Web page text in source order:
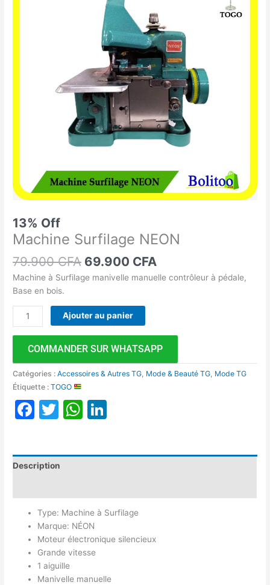
13% Off
Machine Surfilage NEON
79.900CFA
79.900 CFA.
69.900 CFA
69.900 CFA.
Machine à Surfilage manivelle manuelle contrôleur à pédale,
Base en bois.
Ajouter au panier
COMMANDER SUR WHATSAPP
Catégories :Accessoires & Autres TG Mode & Beauté TG Mode TG
Étiquette :TOGO
Facebook
TwitterWhatsApp
Description
Type: Machine à Surfilage
Marque: NÉON
Moteur électronique silencieux
Grande vitesse
1 aiguille
Manivelle manuelle